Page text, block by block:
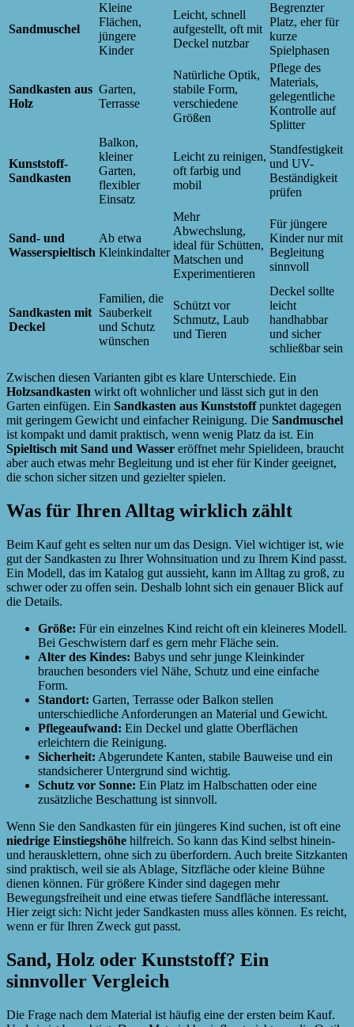
Sandmuschel
Kleine
Flächen,
jüngere
Kinder
Leicht, schnell
aufgestellt, oft mit
Deckel nutzbar
Begrenzter
Platz, eher für
kurze
Spielphasen
Sandkasten aus
Holz
Garten,
Terrasse
Natürliche Optik,
stabile Form,
verschiedene
Größen
Pflege des
Materials,
gelegentliche
Kontrolle auf
Splitter
Kunststoff-
Sandkasten
Balkon,
kleiner
Garten,
flexibler
Einsatz
Leicht zu reinigen,
oft farbig und
mobil
Standfestigkeit
und UV-
Beständigkeit
prüfen
Sand- und
Wasserspieltisch
Ab etwa
Kleinkindalter
Mehr
Abwechslung,
ideal für Schütten,
Matschen und
Experimentieren
Für jüngere
Kinder nur mit
Begleitung
sinnvoll
Sandkasten mit
Deckel
Familien, die
Sauberkeit
und Schutz
wünschen
Schützt vor
Schmutz, Laub
und Tieren
Deckel sollte
leicht
handhabbar
und sicher
schließbar sein
Zwischen diesen Varianten gibt es klare Unterschiede. Ein
Holzsandkasten wirkt oft wohnlicher und lässt sich gut in den
Garten einfügen. Ein Sandkasten aus Kunststoffpunktet dagegen
mit geringem Gewicht und einfacher Reinigung. Die Sandmuschel
ist kompakt und damit praktisch, wenn wenig Platz da ist. Ein
Spieltisch mit Sand und Wasser eröffnet mehr Spielideen, braucht
aber auch etwas mehr Begleitung und ist eher für Kinder geeignet,
die schon sicher sitzen und gezielter spielen.
Was für Ihren Alltag wirklich zählt
Beim Kauf geht es selten nur um das Design. Viel wichtiger ist, wie
gut der Sandkasten zu Ihrer Wohnsituation und zu Ihrem Kind passt.
Ein Modell, das im Katalog gut aussieht, kann im Alltag zu groß, zu
schwer oder zu offen sein. Deshalb lohnt sich ein genauer Blick auf
die Details.
Größe: Für ein einzelnes Kind reicht oft ein kleineres Modell.
Bei Geschwistern darf es gern mehr Fläche sein.
Alter des Kindes: Babys und sehr junge Kleinkinder
brauchen besonders viel Nähe, Schutz und eine einfache
Form.
Standort: Garten, Terrasse oder Balkon stellen
unterschiedliche Anforderungen an Material und Gewicht.
Pflegeaufwand: Ein Deckel und glatte Oberflächen
erleichtern die Reinigung.
Sicherheit: Abgerundete Kanten, stabile Bauweise und ein
standsicherer Untergrund sind wichtig.
Schutz vor Sonne: Ein Platz im Halbschatten oder eine
zusätzliche Beschattung ist sinnvoll.
Wenn Sie den Sandkasten für ein jüngeres Kind suchen, ist oft eine
niedrige Einstiegshöhe hilfreich. So kann das Kind selbst hinein-
und herausklettern, ohne sich zu überfordern. Auch breite Sitzkanten
sind praktisch, weil sie als Ablage, Sitzfläche oder kleine Bühne
dienen können. Für größere Kinder sind dagegen mehr
Bewegungsfreiheit und eine etwas tiefere Sandfläche interessant.
Hier zeigt sich: Nicht jeder Sandkasten muss alles können. Es reicht,
wenn er für Ihren Zweck gut passt.
Sand, Holz oder Kunststoff? Ein
sinnvoller Vergleich
Die Frage nach dem Material ist häufig eine der ersten beim Kauf.